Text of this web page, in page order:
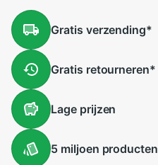
Gratis verzending*
Gratis retourneren*
Lageprijzen
5 miljoen producten